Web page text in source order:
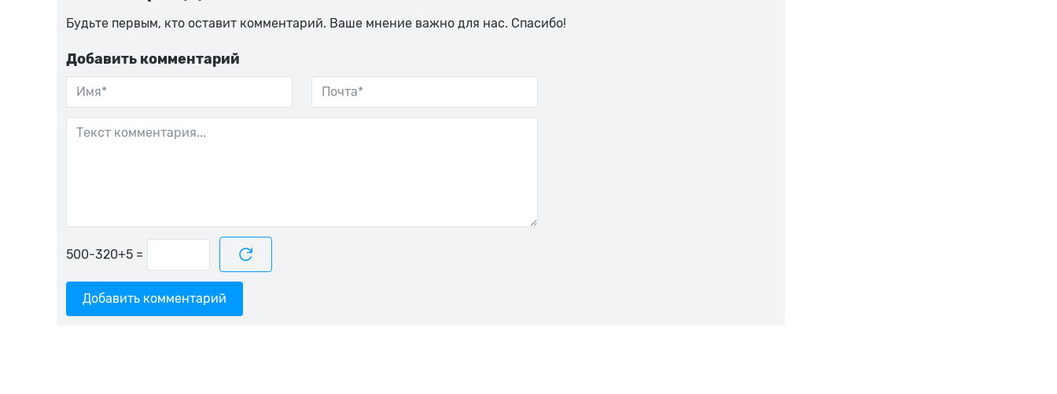
Будьте первым, кто оставит комментарий. Ваше мнение важно для нас. Спасибо!
Добавить комментарий
=
Добавить комментарий